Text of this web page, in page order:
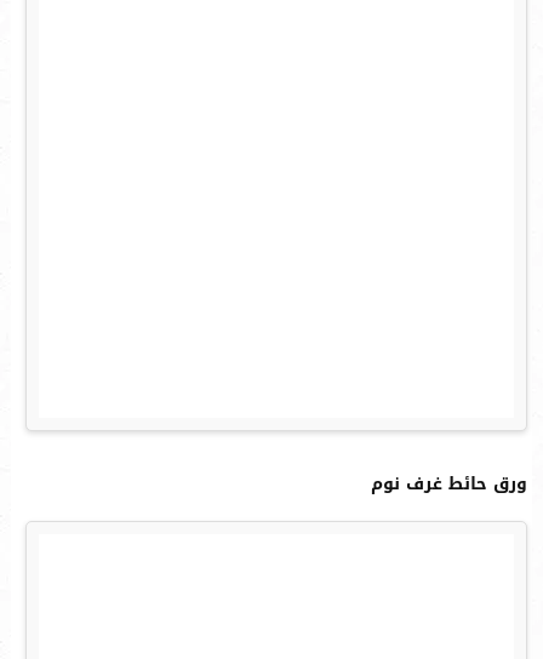
ورق حائط غرف نوم